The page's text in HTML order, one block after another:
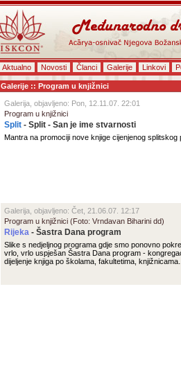
Aktualno Novosti Članci Galerije Linkovi
Galerije :: Program u knjižnici
Galerija, objavljeno: Pon, 12.11.07. 22:01
Program u knjižnici
Split - Split - San je ime stvarnosti
Mantra na promociji nove knjige cijenjenog splitskog
Galerija, objavljeno: Čet, 21.06.07. 12:17
Program u knjižnici (Foto: Vrndavan Biharini dd)
Rijeka - Šastra Dana program
Slike s nedjeljnog programa gdje smo ponovno
vrlo, vrlo uspješan Šastra Dana program -
dijeljenje knjiga po školama, fakultetima,